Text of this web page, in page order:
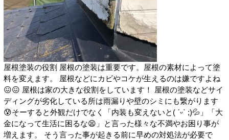
屋根塗装の役割 屋根の塗装は重要です。屋根の素材によって塗
料を変えます。 屋根などにカビやコケが生えるのは嫌ですよね
😖😖 屋根は家の大きな役割をしています！ 屋根の塗装などサイ
ディングが劣化している所は雨漏りや壁のシミにも繋がります
😰そーすると外観だけでなく「内装も変えないと( ˊᵕˋ ;)💦」「大
金になって生活に困るな😫」と言った様々な不満やお困り事が
増えます。 そう言った事が起きる前に早めの対処法が必要で